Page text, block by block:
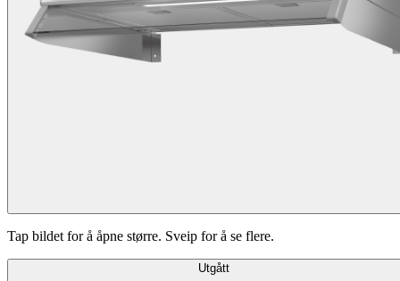
Tap bildet for å åpne større. Sveip for å se flere.
Utgått